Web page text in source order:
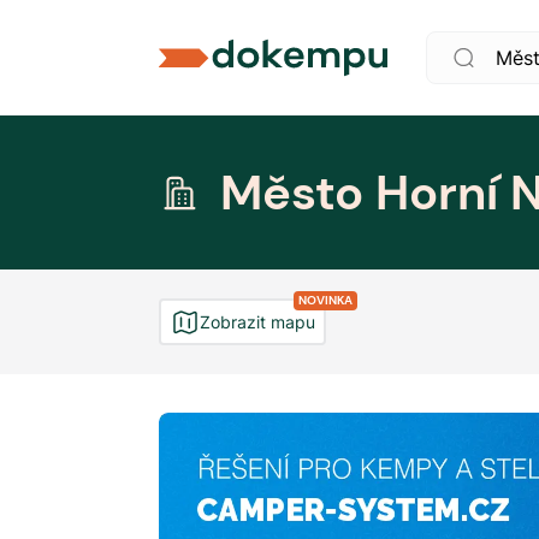
Město Horní
NOVINKA
Zobrazit mapu